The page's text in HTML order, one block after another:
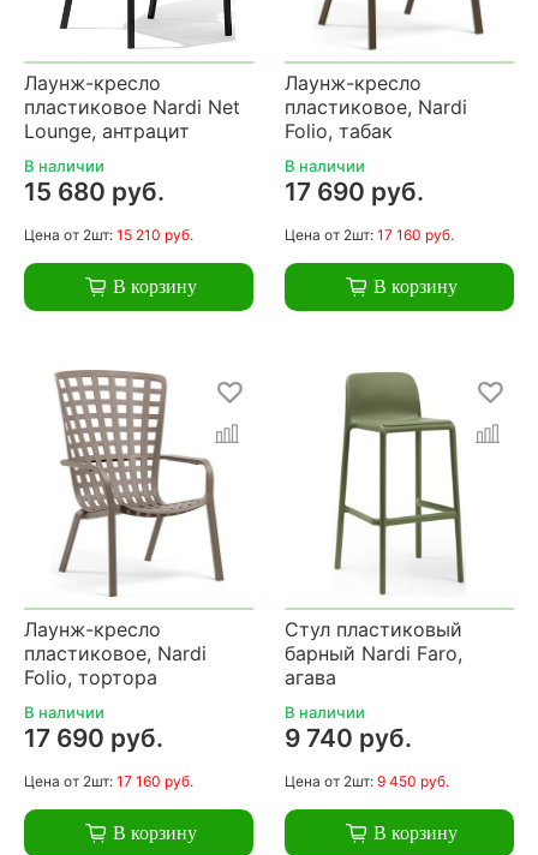
Лаунж-кресло
пластиковое Nardi Net
Lounge, антрацит
В наличии
15 680 руб.
Цена от 2шт: 15 210 руб.
В корзину
Лаунж-кресло
пластиковое, Nardi
Folio, табак
В наличии
17 690 руб.
Цена от 2шт: 17 160 руб.
В корзину
Лаунж-кресло
пластиковое, Nardi
Folio, тортора
В наличии
17 690 руб.
Цена от 2шт: 17 160 руб.
В корзину
Стул пластиковый
барный Nardi Faro,
агава
В наличии
9 740 руб.
Цена от 2шт: 9 450 руб.
В корзину